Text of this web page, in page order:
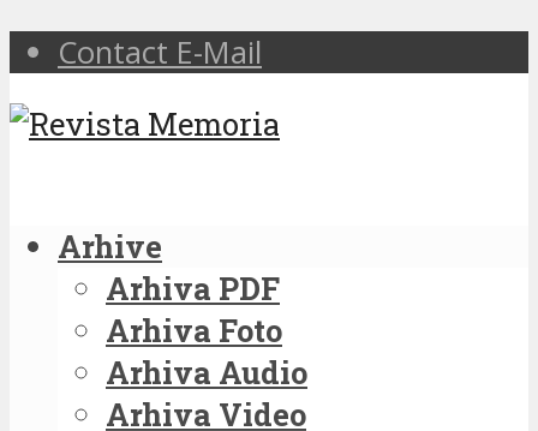
Contact E-Mail
Arhive
Arhiva PDF
Arhiva Foto
Arhiva Audio
Arhiva Video